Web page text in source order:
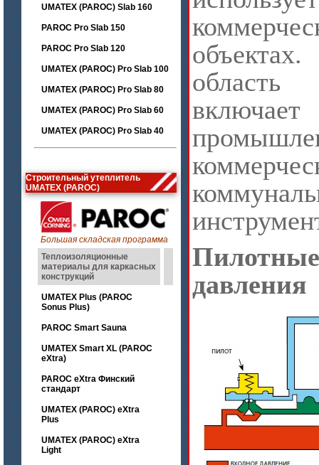
UMATEX (PAROC) Slab 160
PAROC Pro Slab 150
PAROC Pro Slab 120
UMATEX (PAROC) Pro Slab 100
UMATEX (PAROC) Pro Slab 80
UMATEX (PAROC) Pro Slab 60
UMATEX (PAROC) Pro Slab 40
Строительный утеплитель
UMATEX (PAROC)
Большая складская программа
Теплоизоляционные
материалы для каркасных
конструкций
UMATEX Plus (PAROC
Sonus Plus)
PAROC Smart Sauna
UMATEX Smart XL (PAROC
eXtra)
PAROC eXtra Финский
стандарт
UMATEX (PAROC) eXtra
Plus
UMATEX (PAROC) eXtra
Light
давления